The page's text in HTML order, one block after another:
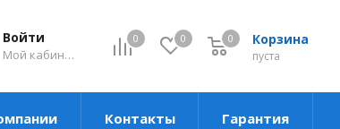
0 0 Корзина
пуста
0
Войти
Мой кабинет
Контакты Гарантия